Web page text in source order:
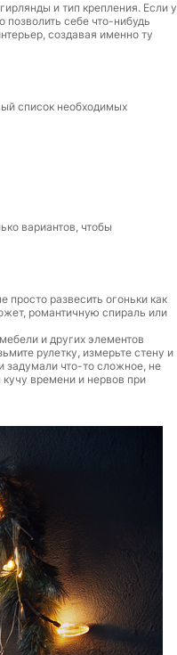
и тип крепления. Если у
позволить себе что-нибудь
создавая именно ту
список необходимых
вариантов, чтобы
просто развесить огоньки как
романтичную спираль или
и других элементов
рулетку, измерьте стену и
задумали что-то сложное, не
кучу времени и нервов при